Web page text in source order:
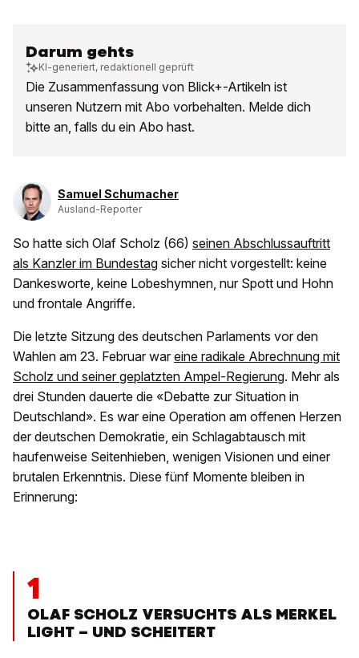
Darum gehts
KI-generiert, redaktionell geprüft
Die Zusammenfassung von Blick+-Artikeln ist
unseren Nutzern mit Abo vorbehalten. Melde dich
bitte an, falls du ein Abo hast.
Samuel Schumacher
Ausland-Reporter
So hatte sich Olaf Scholz (66) seinen Abschlussauftritt
als Kanzler im Bundestag sicher nicht vorgestellt: keine
Dankesworte, keine Lobeshymnen, nur Spott und Hohn
und frontale Angriffe.
Die letzte Sitzung des deutschen Parlaments vor den
Wahlen am 23. Februar war eine radikale Abrechnung mit
Scholz und seiner geplatzten Ampel-Regierung. Mehr als
drei Stunden dauerte die «Debatte zur Situation in
Deutschland». Es war eine Operation am offenen Herzen
der deutschen Demokratie, ein Schlagabtausch mit
haufenweise Seitenhieben, wenigen Visionen und einer
brutalen Erkenntnis. Diese fünf Momente bleiben in
Erinnerung:
1
OLAF SCHOLZ VERSUCHTS ALS MERKEL
LIGHT – UND SCHEITERT